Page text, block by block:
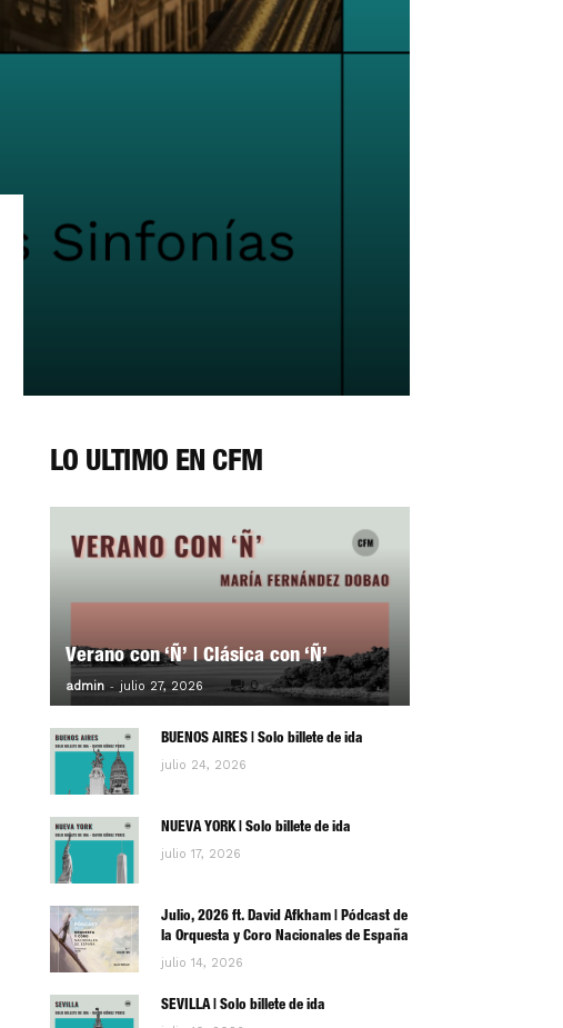
LO ÚLTIMO EN CFM
Verano con ‘Ñ’ | Clásica con ‘Ñ’
admin - julio 27, 2026 0
BUENOS AIRES | Solo billete de ida
julio 24, 2026
NUEVA YORK | Solo billete de ida
julio 17, 2026
Julio, 2026 ft. David Afkham | Pódcast de
la Orquesta y Coro Nacionales de España
julio 14, 2026
SEVILLA | Solo billete de ida